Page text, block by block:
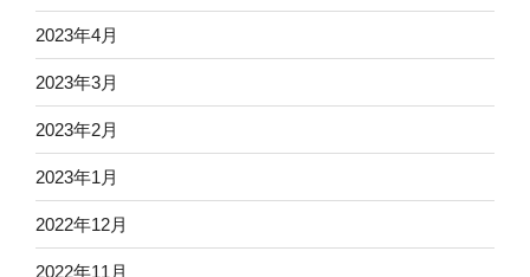
2023年4月
2023年3月
2023年2月
2023年1月
2022年12月
2022年11月